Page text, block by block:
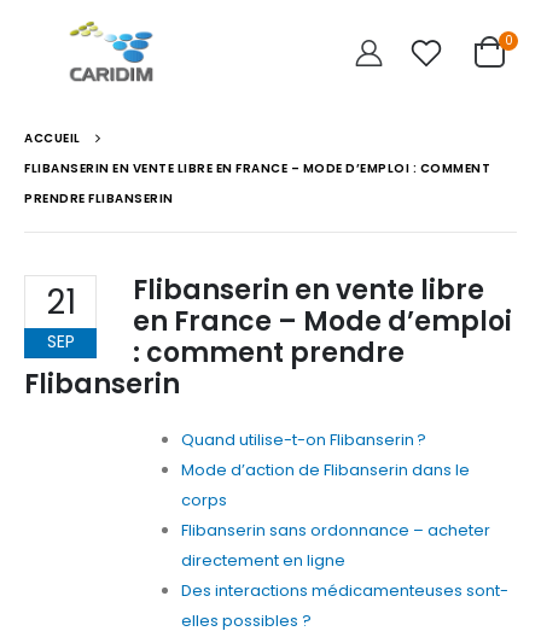
0
ACCUEIL
FLIBANSERIN EN VENTE LIBRE EN FRANCE – MODE D’EMPLOI : COMMENT
PRENDRE FLIBANSERIN
21
SEP
Flibanserin en vente libre
en France – Mode d’emploi
: comment prendre
Flibanserin
Quand utilise-t-on Flibanserin ?
Mode d’action de Flibanserin dans le
corps
Flibanserin sans ordonnance – acheter
directement en ligne
Des interactions médicamenteuses sont-
elles possibles ?